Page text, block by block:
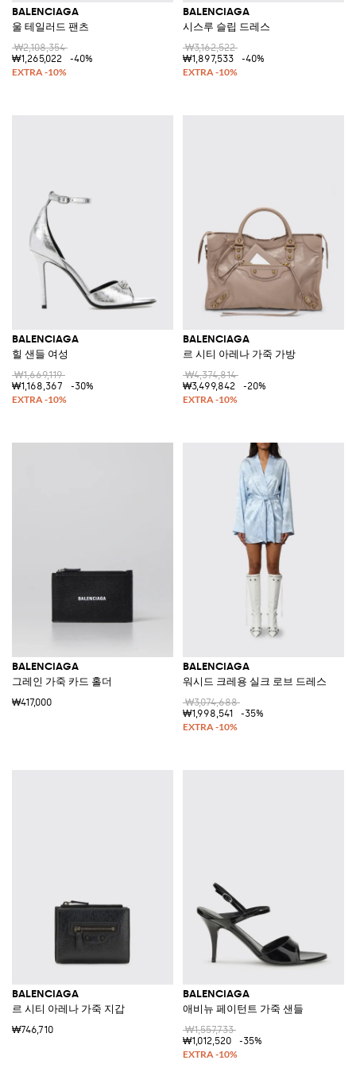
BALENCIAGA
울 테일러드 팬츠
₩2,108,354
₩1,265,022
-40%
BALENCIAGA
시스루 슬립 드레스
₩3,162,522
₩1,897,533
-40%
BALENCIAGA
힐 샌들 여성
₩1,669,119
₩1,168,367
-30%
BALENCIAGA
르 시티 아레나 가죽 가방
₩4,374,814
₩3,499,842
-20%
BALENCIAGA
그레인 가죽 카드 홀더
₩417,000
BALENCIAGA
워시드 크레용 실크 로브 드레스
₩3,074,688
₩1,998,541
-35%
BALENCIAGA
르 시티 아레나 가죽 지갑
₩746,710
BALENCIAGA
애비뉴 페이턴트 가죽 샌들
₩1,557,733
₩1,012,520
-35%